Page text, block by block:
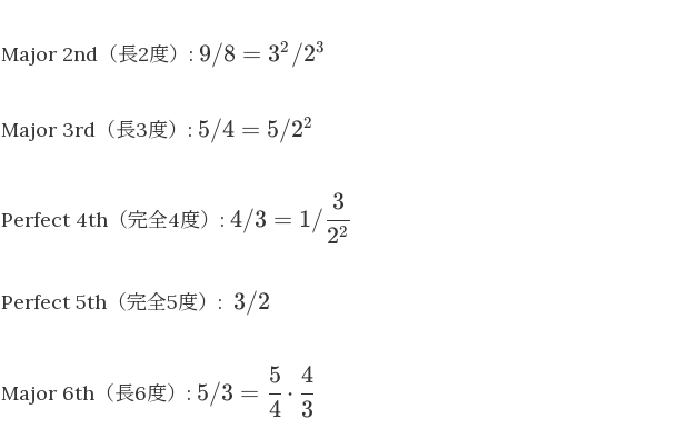
Major 2nd（長2度）: 9/8=
9/8 = 32 /23
Major 3rd（長3度）: 5/4=
5/4 = 5/22
Perfect 4th（完全4度）:
4/3=
1 /
{3}
{2^2}
4/3 = 1/
22
3
Perfect 5th（完全5度）: 3
3/2
Major 6th（長6度）:
5 / 3
=
5/3 =
4
5
⋅
3
4